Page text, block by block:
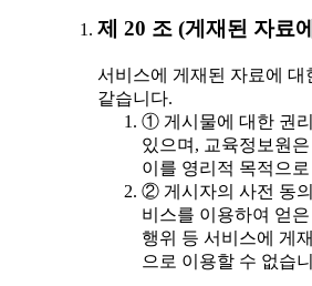
제 20 조 (게재된 자료
서비스에 게재된 자료에
같습니다.
① 게시물에 대한 권
있으며, 교육정보원
이를 영리적 목적으
② 게시자의 사전 동
비스를 이용하여 얻
행위 등 서비스에 게
으로 이용할 수 없습